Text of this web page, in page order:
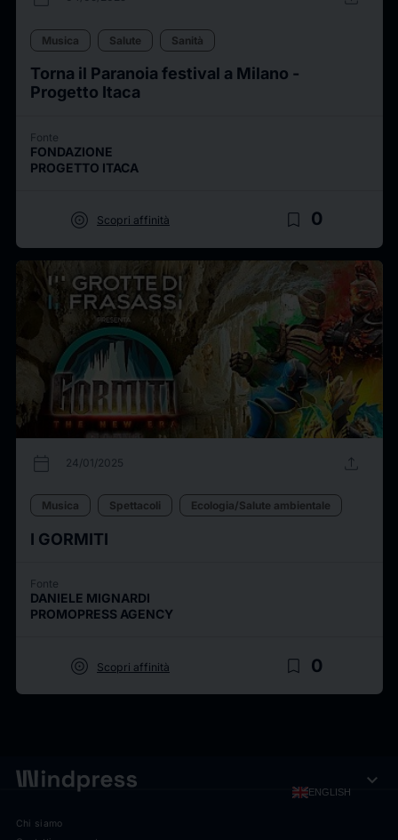
Musica Salute Sanità
Torna il Paranoia festival a Milano -
Progetto Itaca
Fonte
FONDAZIONE
PROGETTO ITACA
target Scopri affinità bookmark_border 0
calendar_today 24/01/2025 upload
Musica Spettacoli Ecologia/Salute ambientale
I GORMITI
Fonte
DANIELE MIGNARDI
PROMOPRESS AGENCY
target Scopri affinità bookmark_border 0
ENGLISH expand_more
Chi siamo